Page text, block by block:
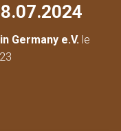
Germany e.V. le